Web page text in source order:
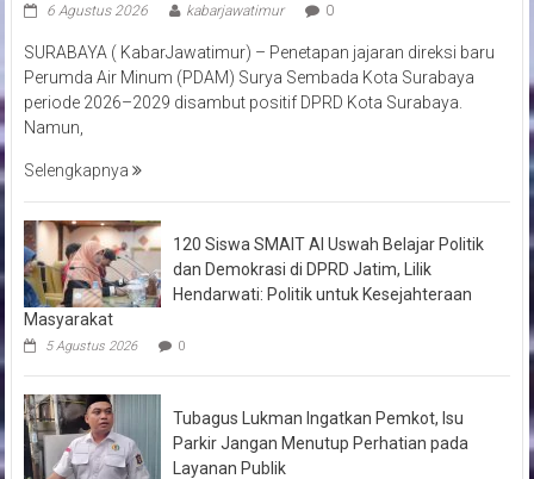
6 Agustus 2026 kabarjawatimur 0
SURABAYA ( KabarJawatimur) – Penetapan jajaran direksi baru
Perumda Air Minum (PDAM) Surya Sembada Kota Surabaya
periode 2026–2029 disambut positif DPRD Kota Surabaya.
Namun,
Selengkapnya
120 Siswa SMAIT Al Uswah Belajar Politik
dan Demokrasi di DPRD Jatim, Lilik
Hendarwati: Politik untuk Kesejahteraan
Masyarakat
5 Agustus 2026 0
Tubagus Lukman Ingatkan Pemkot, Isu
Parkir Jangan Menutup Perhatian pada
Layanan Publik